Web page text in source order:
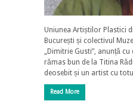
Uniunea Artiștilor Plastici
București și colectivul
„Dimitrie Gusti”, anunță
rămas bun de la Titina
deosebit și un artist cu
Read More